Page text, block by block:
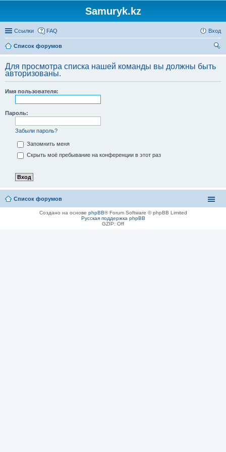
Samuryk.kz
Ссылки FAQ Вход
Список форумов
ск
Для просмотра списка нашей команды вы должны быть
авторизованы.
Имя пользователя:
Пароль:
Забыли пароль?
Запомнить меня
Скрыть моё пребывание на конференции в этот раз
Список форумов
Создано на основе phpBB® Forum Software © phpBB Limited
Русская поддержка phpBB
GZIP: Off